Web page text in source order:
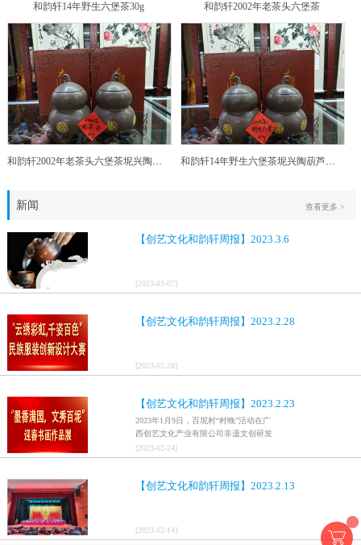
和韵轩14年野生六堡茶30g 和韵轩2002年老茶头六堡茶
和韵轩2002年老茶头六堡茶坭兴陶葫芦茶罐 和韵轩14年野生六堡茶坭兴陶葫芦茶罐
新闻
【创艺文化和韵轩周报】2023.3.6
[2023-03-07]
【创艺文化和韵轩周报】2023.2.28
[2023-02-28]
【创艺文化和韵轩周报】2023.2.23
2023年1月9日，百坭村“村晚”活动在广
西创艺文化产业有限公司非遗文创研发
基地、百色市乐业县百坭壮族织布技艺
传承创意基地正式开启，活动紧扣“启航
村特色设计舞美，突出乡村文艺新体
[2023-02-24]
【创艺文化和韵轩周报】2023.2.13
[2023-02-14]
查看更多 >